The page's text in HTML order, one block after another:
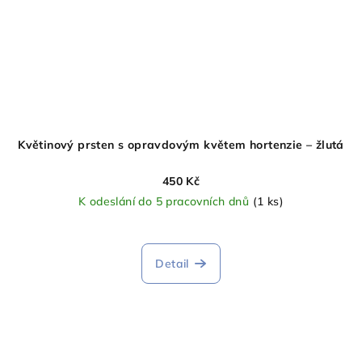
Květinový prsten s opravdovým květem hortenzie – žlutá
450 Kč
K odeslání do 5 pracovních dnů (1 ks)
Detail